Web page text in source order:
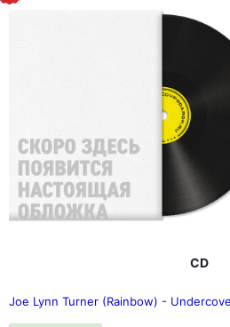
CD
Joe Lynn Turner (Rainbow) -